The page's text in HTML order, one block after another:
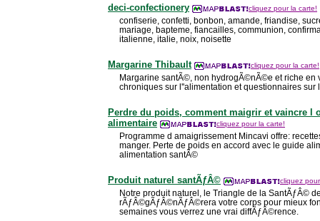
deci-confectionery cliquez pour la carte!
confiserie, confetti, bonbon, amande, friandise,
mariage, bapteme, fiancailles, communion,
italienne, italie, noix, noisette
Margarine Thibault cliquez pour la carte!
Margarine santÃ©, non hydrogÃ©nÃ©e et riche en
chroniques sur l''alimentation et questionnaires sur
Perdre du poids, comment maigrir et vaincre
alimentaire
cliquez pour la carte!
Programme d amaigrissement Mincavi offre:
manger. Perte de poids en accord avec le guide
alimentation santÃ©
Produit naturel santÃƒÂ© cliquez
Notre produit naturel, le Triangle de la SantÃƒÂ©
rÃƒÂ©gÃƒÂ©nÃƒÂ©rera votre corps pour mieux
semaines vous verrez une vrai diffÃƒÂ©rence.